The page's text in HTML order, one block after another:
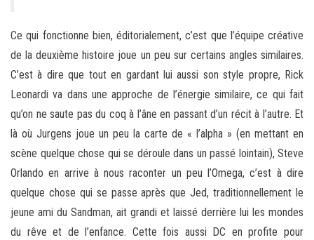
Ce qui fonctionne bien, éditorialement, c’est que l’équipe créative
de la deuxième histoire joue un peu sur certains angles similaires.
C’est à dire que tout en gardant lui aussi son style propre, Rick
Leonardi va dans une approche de l’énergie similaire, ce qui fait
qu’on ne saute pas du coq à l’âne en passant d’un récit à l’autre. Et
là où Jurgens joue un peu la carte de « l’alpha » (en mettant en
scène quelque chose qui se déroule dans un passé lointain), Steve
Orlando en arrive à nous raconter un peu l’Omega, c’est à dire
quelque chose qui se passe après que Jed, traditionnellement le
jeune ami du Sandman, ait grandi et laissé derrière lui les mondes
du rêve et de l’enfance. Cette fois aussi DC en profite pour